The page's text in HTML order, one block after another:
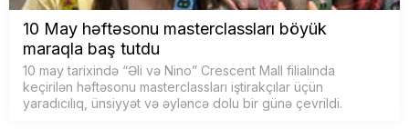
10 May həftəsonu masterclassları böyük
maraqla baş tutdu
10 may tarixində “Əli və Nino” Crescent Mall filialında
keçirilən həftəsonu masterclassları iştirakçılar üçün
yaradıcılıq, ünsiyyət və əyləncə dolu bir günə çevrildi.